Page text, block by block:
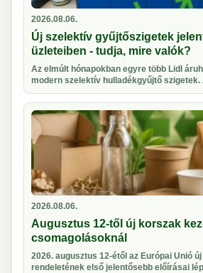
2026.08.06.
Új szelektív gyűjtőszigetek
üzleteiben - tudja, mire valók?
Az elmúlt hónapokban egyre több Lidl
modern szelektív hulladékgyűjtő szigetek.
2026.08.06.
Augusztus 12-től új korszak
csomagolásoknál
2026. augusztus 12-étől az Európai Unió
rendeletének első jelentősebb előírásai